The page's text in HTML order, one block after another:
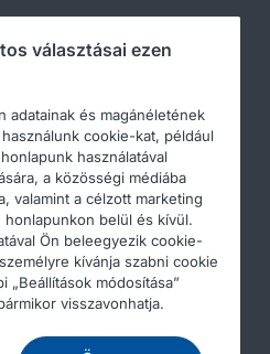
Privacy statement
A DAF és a cookie-k
választásai ezen
adatainak és magánéletének
cookie-kat, például
használatával
a közösségi médiába
valamint a célzott marketing
belül és kívül.
Ön beleegyezik cookie-
kívánja szabni cookie
„Beállítások módosítása”
visszavonhatja.